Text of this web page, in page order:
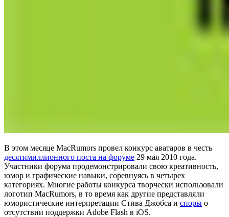
В этом месяце MacRumors провел конкурс аватаров в честь
десятимиллионного поста на форуме 29 мая 2010 года.
Участники форума продемонстрировали свою креативность,
юмор и графические навыки, соревнуясь в четырех
категориях. Многие работы конкурса творчески использовали
логотип MacRumors, в то время как другие представляли
юмористические интерпретации Стива Джобса и споры о
отсутствии поддержки Adobe Flash в iOS.